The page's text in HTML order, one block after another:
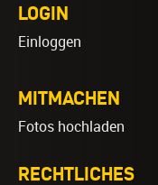
LOGIN
Einloggen
MITMACHEN
Fotos hochladen
RECHTLICHES